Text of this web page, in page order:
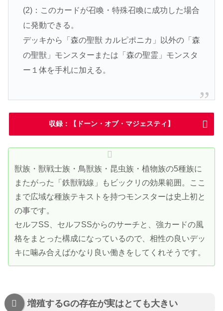
(2)：このカードが召喚・特殊召喚に成功した場合
に発動できる。
デッキから「森の聖獣 カルピポニカ」以外の「森
の聖獣」モンスターまたは「森の聖霊」モンスタ
ー１体を手札に加える。
収録：【ドーン・オブ・マジェスティ】
獣族・獣戦士族・鳥獣族・昆虫族・植物族の5種族に
またがった「鉄獣戦線」もビックリの効果範囲。ここ
まで広域な種族テキストを持つモンスターは史上初と
の事です。
セルフSS、セルフSSからのサーチと、強カードの風
格をまとった構成になっているので、相性の良いデッ
キに噛み合えばかなり良い働きをしてくれそうです。
増殖するGの存在が実はとても大きい